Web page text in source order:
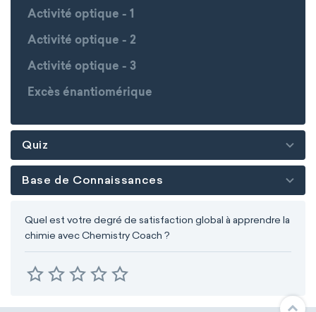
Activité optique - 1
Activité optique - 2
Activité optique - 3
Excès énantiomérique
Quiz
Base de Connaissances
Quel est votre degré de satisfaction global à apprendre la
chimie avec Chemistry Coach ?